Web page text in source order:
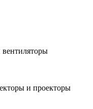
и проекторы